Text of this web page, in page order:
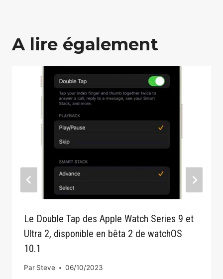
A lire également
Le Double Tap des Apple Watch Series 9 et
Ultra 2, disponible en bêta 2 de watchOS
10.1
Par Steve 06/10/2023